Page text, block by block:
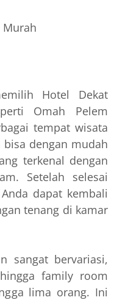
Hotel Dekat
Omah Pelem
tempat wisata
dengan mudah
terkenal dengan
Setelah selesai
dapat kembali
tenang di kamar
sangat bervariasi,
family room
lima orang. Ini